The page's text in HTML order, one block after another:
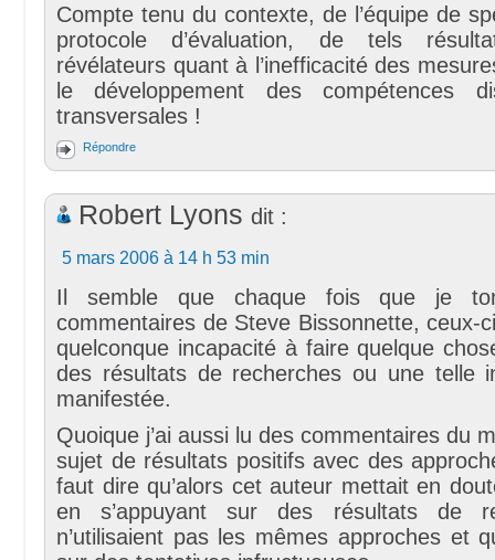
Compte tenu du contexte, de l’équipe de
protocole d’évaluation, de tels
révélateurs quant à l’inefficacité des
le développement des compétences
transversales !
Répondre
Robert Lyons dit :
5 mars 2006 à 14 h 53 min
Il semble que chaque fois que je
commentaires de Steve Bissonnette, ceux-
quelconque incapacité à faire quelque
des résultats de recherches ou une telle
manifestée.
Quoique j’ai aussi lu des commentaires du
sujet de résultats positifs avec des
faut dire qu’alors cet auteur mettait en
en s’appuyant sur des résultats de
n’utilisaient pas les mêmes approches et